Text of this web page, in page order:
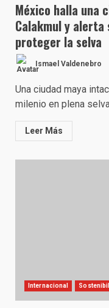
México halla una
Calakmul y
proteger la selva
Ismael Valdenebro
Una ciudad maya
milenio en plena
Leer Más
Internacional